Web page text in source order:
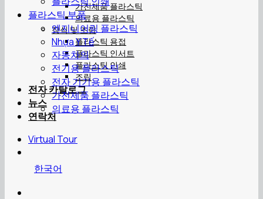
가전제품 플라스틱
의료용 플라스틱
장식 및 조립
플라스틱 용접
플라스틱 인서트
플라스틱 인쇄
조립
전자 카탈로그
뉴스
연락처
Virtual Tour
한국어
플라스틱 부품
엔지니어링 플라스틱
Nhựa Y Tế
자동차의
전기용 플라스틱
전자 기기용 플라스틱
가전제품 플라스틱
의료용 플라스틱